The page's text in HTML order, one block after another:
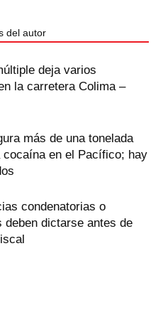
del autor
deja varios
la carretera Colima –
más de una tonelada
cocaína en el Pacífico; hay
condenatorias o
deben dictarse antes de